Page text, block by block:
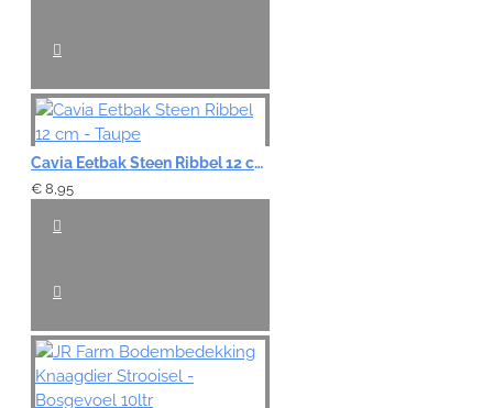
Cavia Eetbak Steen Ribbel 12 cm - Taupe
€ 8,95